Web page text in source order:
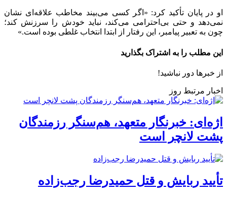
او در پایان تأکید کرد: «اگر کسی می‌بیند مخاطب علاقه‌ای نشان
نمی‌دهد و حتی بی‌احترامی می‌کند، نباید خودش را سرزنش کند؛
چون به تعبیر پیامبر، این رفتار از ابتدا انتخاب غلطی بوده است.»
این مطلب را به اشتراک بگذارید
از خبرها دور نباشید!
اخبار مرتبط روز
اژه‌ای: خبرنگار متعهد، هم‌سنگر رزمندگان
پشت لانچر است
تأیید ربایش و قتل حمیدرضا رجب‌زاده